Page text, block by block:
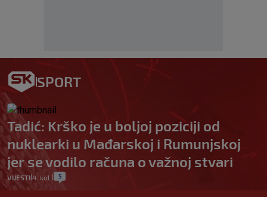
SPORT
Tadić: Krško je u boljoj poziciji od
nuklearki u Mađarskoj i Rumunjskoj
jer se vodilo računa o važnoj stvari
VIJESTI 4. kol. 5